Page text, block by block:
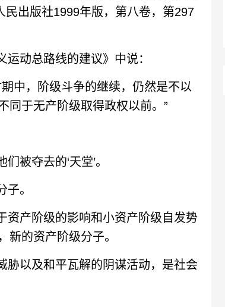
民出版社1999年版，第八卷，第297
动总路线的建议》中说：
中，阶级斗争的继续，仍然是不以
同于无产阶级取得政权以前。”
夺去的‘天堂’。
。
产阶级的影响和小资产阶级自发势
新的资产阶级分子。
以及和平瓦解的阴谋活动，是社会